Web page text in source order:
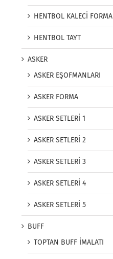
HENTBOL KALECİ FORMA
HENTBOL TAYT
ASKER
ASKER EŞOFMANLARI
ASKER FORMA
ASKER SETLERİ 1
ASKER SETLERİ 2
ASKER SETLERİ 3
ASKER SETLERİ 4
ASKER SETLERİ 5
BUFF
TOPTAN BUFF İMALATI